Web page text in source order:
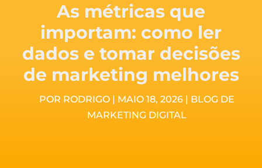
As métricas que
importam: como ler
dados e tomar decisões
de marketing melhores
POR RODRIGO | MAIO 18, 2026 | BLOG DE
MARKETING DIGITAL